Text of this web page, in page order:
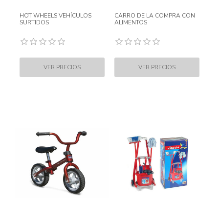
HOT WHEELS VEHÍCULOS
SURTIDOS
CARRO DE LA COMPRA CON
ALIMENTOS